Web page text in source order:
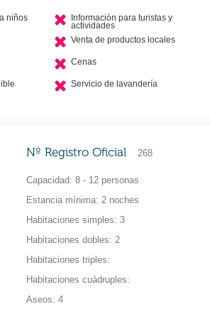
niños Información para turistas y
actividades
Venta de productos locales
Cenas
Servicio de lavandería
Nº Registro Oficial 268
Capacidad
8 - 12 personas
Estancia mínima 2 noches
Habitaciones simples
3
Habitaciones dobles
2
Habitaciones triples
Habitaciones cuádruples
Aseos
4